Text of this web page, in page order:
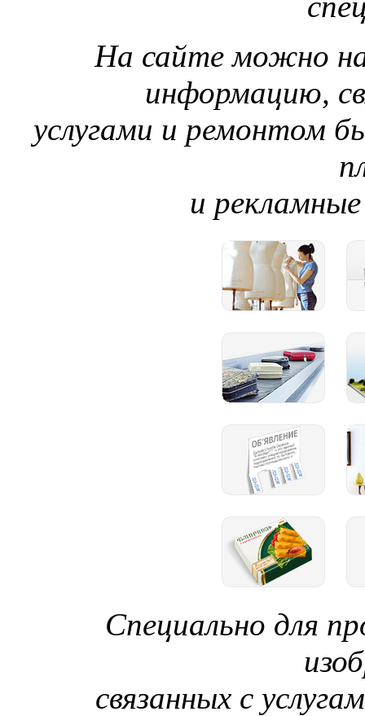
На сайте можно
информацию,
услугами и ремонтом
и
Специально для
связанных с